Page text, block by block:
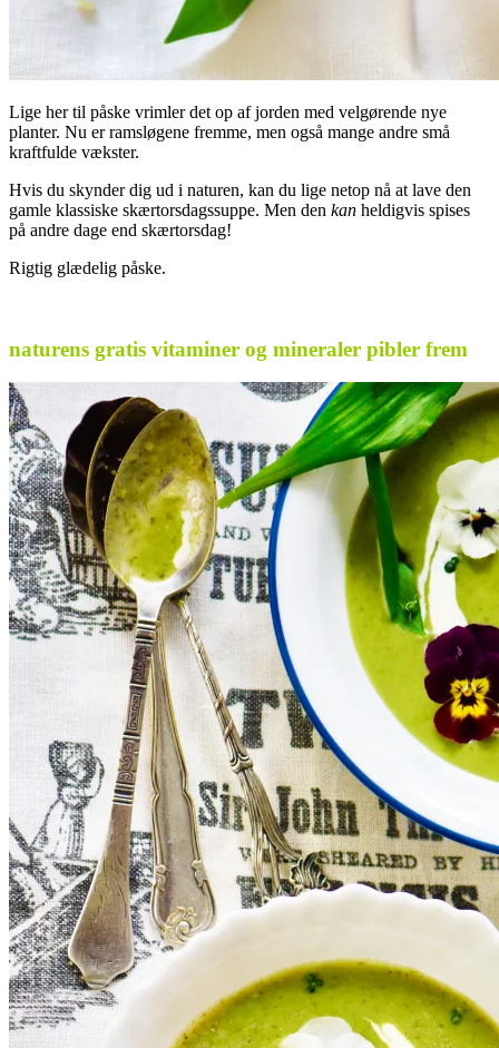
Lige her til påske vrimler det op af jorden med velgørende nye
planter. Nu er ramsløgene fremme, men også mange andre små
kraftfulde vækster.
Hvis du skynder dig ud i naturen, kan du lige netop nå at lave den
gamle klassiske skærtorsdagssuppe. Men den kan heldigvis spises
på andre dage end skærtorsdag!
Rigtig glædelig påske.
naturens gratis vitaminer og mineraler pibler frem